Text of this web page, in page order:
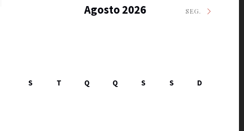
Agosto 2026 SEG.
S T Q Q S S D